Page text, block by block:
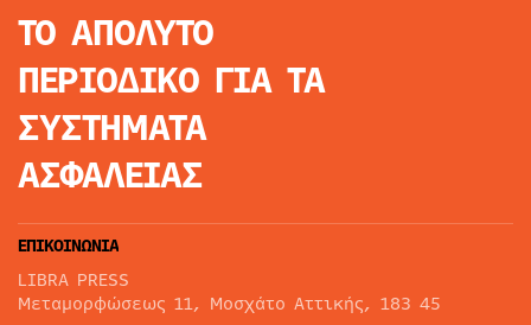
ΤΟ ΑΠΟΛΥΤΟ
ΠΕΡΙΟΔΙΚΟ ΓΙΑ ΤΑ
ΣΥΣΤΗΜΑΤΑ
ΑΣΦΑΛΕΙΑΣ
ΕΠΙΚΟΙΝΩΝΙΑ
LIBRA PRESS
Μεταμορφώσεως 11, Μοσχάτο Αττικής, 183 45